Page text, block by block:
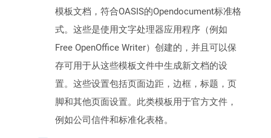
模板文档，符合OASIS的Opendocument标准格
式。这些是使用文字处理器应用程序（例如
Free OpenOffice Writer）创建的，并且可以保
存可用于从这些模板文件中生成新文档的设
置。这些设置包括页面边距，边框，标题，页
脚和其他页面设置。此类模板用于官方文件，
例如公司信件和标准化表格。